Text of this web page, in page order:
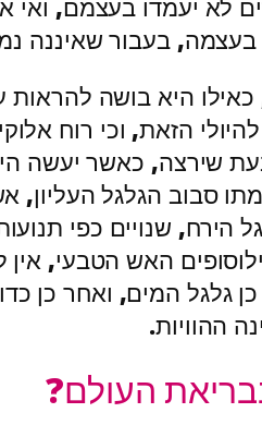
לא יעמדו בעצמם, ואי
בעצמה, בעבור שאיננה
היא בושה
הזאת, וכי רוח
שירצה, כאשר יעשה
סבוב הגלגל העליון,
הירח, שנויים כפי
האש הטבעי,
כן גלגל המים, ואחר
ההוויות.
העולם?